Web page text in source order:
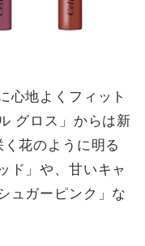
心地よくフィット
グロス」からは新
花のように明る
ド」や、甘いキャ
ュガーピンク」な